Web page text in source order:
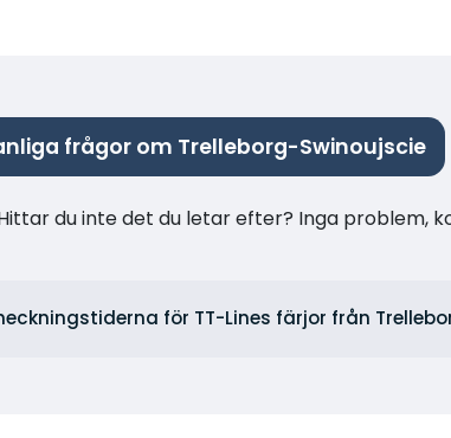
frågor om Trelleborg-Swinoujscie
du inte det du letar efter? Inga problem,
för TT-Lines färjor från